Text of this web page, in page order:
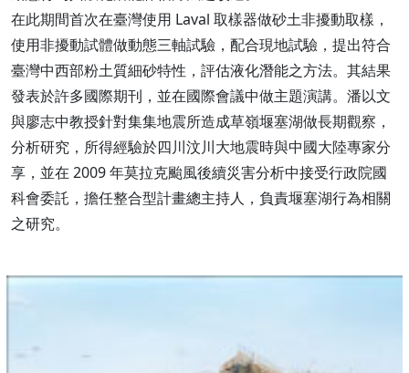
在此期間首次在臺灣使用 Laval 取樣器做砂土非擾動取樣，
使用非擾動試體做動態三軸試驗，配合現地試驗，提出符合
臺灣中西部粉土質細砂特性，評估液化潛能之方法。其結果
發表於許多國際期刊，並在國際會議中做主題演講。潘以文
與廖志中教授針對集集地震所造成草嶺堰塞湖做長期觀察，
分析研究，所得經驗於四川汶川大地震時與中國大陸專家分
享，並在 2009 年莫拉克颱風後續災害分析中接受行政院國
科會委託，擔任整合型計畫總主持人，負責堰塞湖行為相關
之研究。